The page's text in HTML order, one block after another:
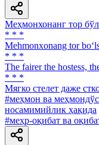
Меҳмонхонанг тор
* * *
Mehmonxonang tor
* * *
The fairer the hostess,
* * *
Мягко стелет даже
#меҳмон ва
носамимийлик ҳақида
#меҳр-оқибат ва